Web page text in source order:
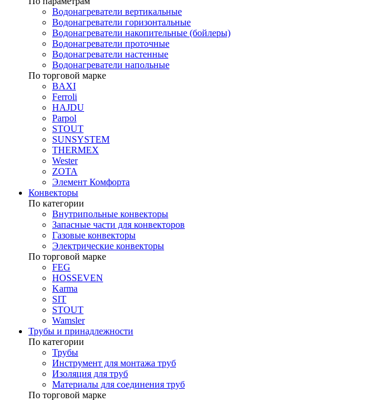
Водонагреватели вертикальные
Водонагреватели горизонтальные
Водонагреватели накопительные (бойлеры)
Водонагреватели проточные
Водонагреватели настенные
Водонагреватели напольные
По торговой марке
BAXI
Ferroli
HAJDU
Parpol
STOUT
SUNSYSTEM
THERMEX
Wester
ZOTA
Элемент Комфорта
Конвекторы
По категории
Внутрипольные конвекторы
Запасные части для конвекторов
Газовые конвекторы
Электрические конвекторы
По торговой марке
FEG
HOSSEVEN
Karma
SIT
STOUT
Wamsler
Трубы и принадлежности
По категории
Трубы
Инструмент для монтажа труб
Изоляция для труб
Материалы для соединения труб
По торговой марке